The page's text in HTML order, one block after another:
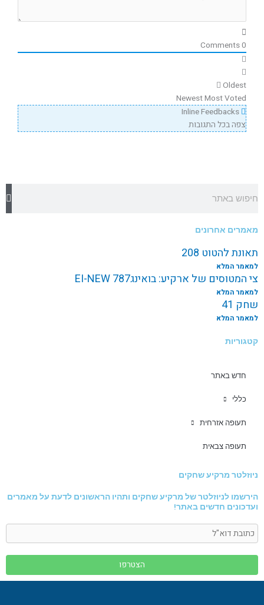
0
Oldest
NewestMost Voted
צפה בכל התגובות
מאמרים אחרונים
תאונת להטוט 208
למאמר המלא
צי המטוסים של ארקיע: בואינג787 EI-NEW
למאמר המלא
שחק 41
למאמר המלא
קטגוריות
חדש באתר
כללי
תעופה אזרחית
תעופה צבאית
ניוזלטר מרקיע שחקים
הירשמו לניוזלטר של מרקיע שחקים ותהיו הראשונים לדעת על מאמרים
ועדכונים חדשים באתר!